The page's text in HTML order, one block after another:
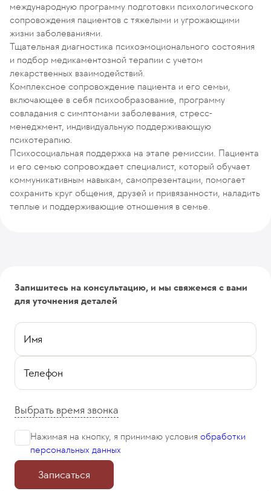
международную программу подготовки психологического
сопровождения пациентов с тяжелыми и угрожающими
жизни заболеваниями.
Тщательная диагностика психоэмоционального состояния
и подбор медикаментозной терапии с учетом
лекарственных взаимодействий.
Комплексное сопровождение пациента и его семьи,
включающее в себя психообразование, программу
совладания с симптомами заболевания, стресс-
менеджмент, индивидуальную поддерживающую
психотерапию.
Психосоциальная поддержка на этапе ремиссии. Пациента
и его семью сопровождает специалист, который обучает
коммуникативным навыкам, самопрезентации, помогает
сохранить круг общения, друзей и привязанности, наладить
теплые и поддерживающие отношения в семье.
Запишитесь на консультацию, и мы свяжемся с вами
для уточнения деталей
Имя
Телефон
Выбрать время звонка
Нажимая на кнопку, я принимаю условия обработки
персональных данных
Записаться